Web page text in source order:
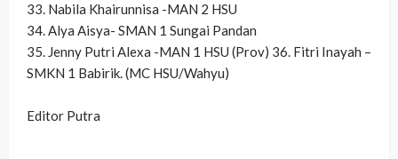
‎33. Nabila Khairunnisa -MAN 2 HSU
‎34. Alya Aisya- SMAN 1 Sungai Pandan
‎35. Jenny Putri Alexa -MAN 1 HSU (Prov) 36. Fitri Inayah –
SMKN 1 Babirik. (MC HSU/Wahyu)
‎Editor Putra